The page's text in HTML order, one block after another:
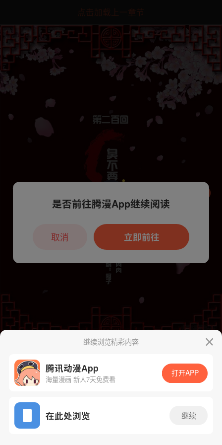
点击加载上一章节
App免费看
下一话 腾漫App免费看
继续浏览精彩内容
腾讯动漫App
海量漫画 新人7天免费看
打开APP
在此处浏览 继续
本章节仅支持App阅读，可打开App新用
户7天免费看
是否前往腾漫App继续阅读
立即前往
取消